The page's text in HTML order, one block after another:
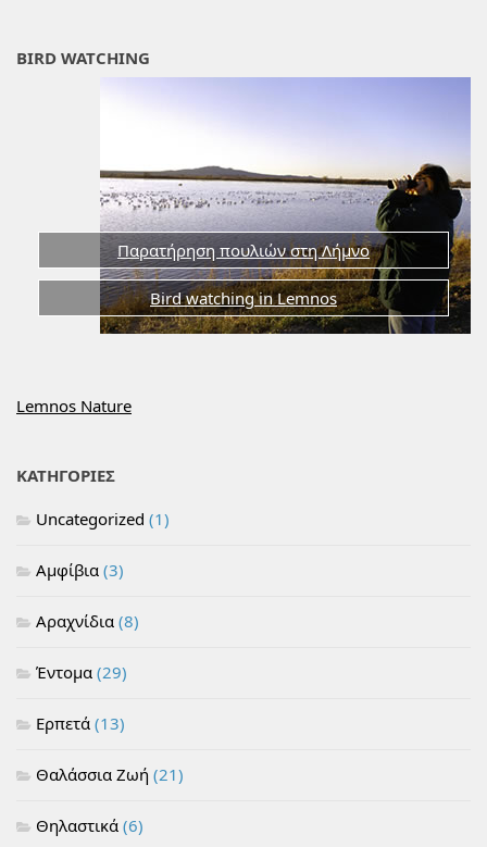
BIRD WATCHING
Παρατήρηση πουλιών στη Λήμνο
Bird watching in Lemnos
Lemnos Nature
ΚΑΤΗΓΟΡΙΕΣ
Uncategorized (1)
Αμφίβια (3)
Αραχνίδια (8)
Έντομα (29)
Ερπετά (13)
Θαλάσσια Ζωή (21)
Θηλαστικά (6)